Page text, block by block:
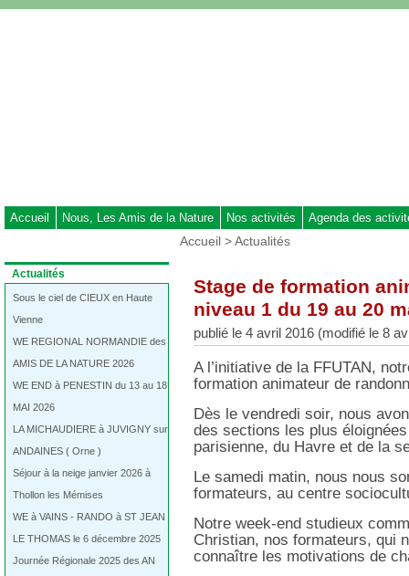
à
la
Accueil Nous, Les Amis de la Nature Nos activités Agenda des
Dans
la
rubrique
Actualités
Sous le ciel de CIEUX en Haute
Vienne
WE REGIONAL NORMANDIE des
AMIS DE LA NATURE 2026
WE END à PENESTIN du 13 au 18
MAI 2026
LA MICHAUDIERE à JUVIGNY sur
ANDAINES ( Orne )
Séjour à la neige janvier 2026 à
Thollon les Mémises
WE à VAINS - RANDO à ST JEAN
LE THOMAS le 6 décembre 2025
Journée Régionale 2025 des AN
Vous
Accueil >Actualités
Stage de formation
niveau 1 du 19 au 20
publié le 4 avril 2016 (modifié le 8
A l’initiative de la FFUTAN,
formation animateur de
Dès le vendredi soir, nous
des sections les plus
parisienne, du Havre et de la
Le samedi matin, nous nous
formateurs, au centre
Notre week-end studieux
Christian, nos formateurs, qui
connaître les motivations de